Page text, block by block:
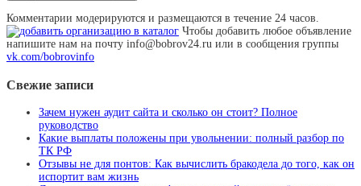
Комментарии модерируются и размещаются в течение 24 часов.
Чтобы добавить любое объявление
напишите нам на почту info@bobrov24.ru или в сообщения группы
vk.com/bobrovinfo
Свежие записи
Зачем нужен аудит сайта и сколько он стоит? Полное
руководство
Какие выплаты положены при увольнении: полный разбор по
ТК РФ
Отзывы не для понтов: Как вычислить бракодела до того, как он
испортит вам жизнь